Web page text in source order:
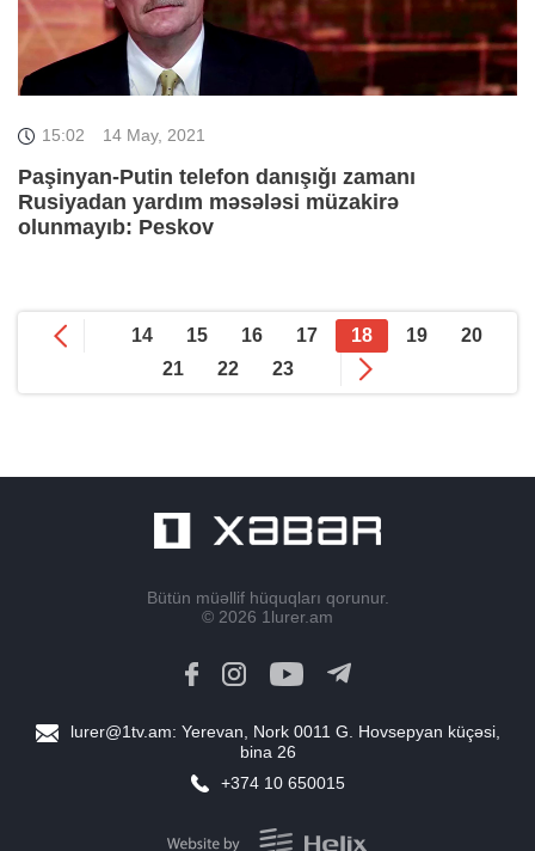
15:02 14 May, 2021
Paşinyan-Putin telefon danışığı zamanı
Rusiyadan yardım məsələsi müzakirə
olunmayıb: Peskov
14 15 16 17 18 19
20
21
22 23
Bütün müəllif hüquqları qorunur.
© 2026 1lurer.am
lurer@1tv.am: Yerevan, Nork 0011 G. Hovsepyan küçəsi,
bina 26
+374 10 650015